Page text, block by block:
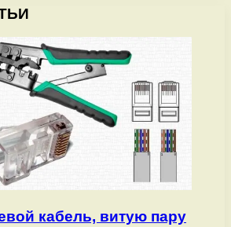
кабель, витую пару